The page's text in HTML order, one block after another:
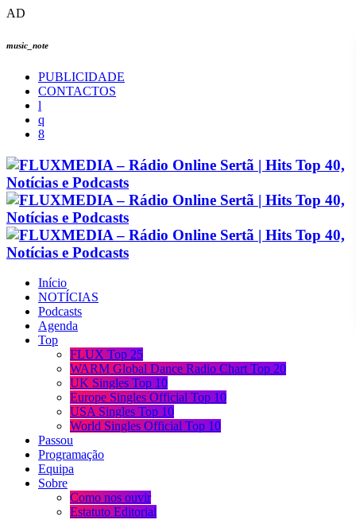
AD
music_note
PUBLICIDADE
CONTACTOS
Início
NOTÍCIAS
Podcasts
Agenda
Top
FLUX Top 25
WARM Global Dance Radio Chart Top 20
UK Singles Top 10
Europe Singles Official Top 10
USA Singles Top 10
World Singles Official Top 10
Passou
Programação
Equipa
Sobre
Como nos ouvir
Estatuto Editorial